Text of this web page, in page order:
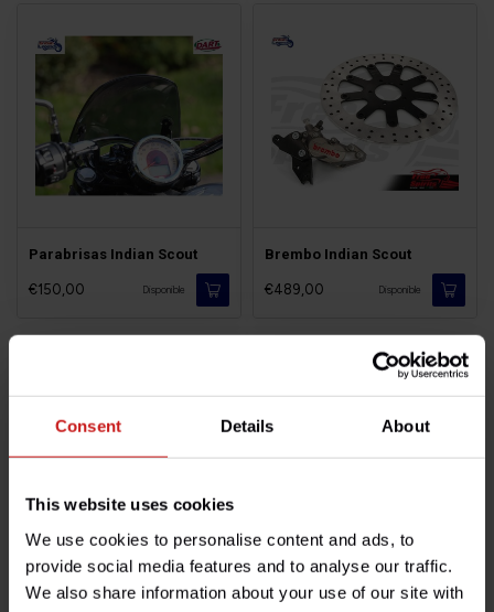
Consent Details About
This website uses cookies
We use cookies to personalise content and ads, to
provide social media features and to analyse our traffic.
We also share information about your use of our site with
Parabrisas Indian Scout
€150,00 Disponible
Brembo Indian Scout
€489,00 Disponible
Puños Ergonomicos Micro-Pilotos Indian